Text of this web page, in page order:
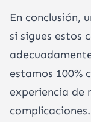
En conclusión,
si sigues estos
estamos 100%
experiencia de